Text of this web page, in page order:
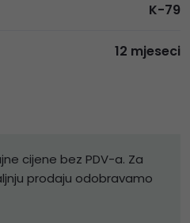
K-79
12 mjeseci
cijene bez PDV-a. Za
prodaju odobravamo